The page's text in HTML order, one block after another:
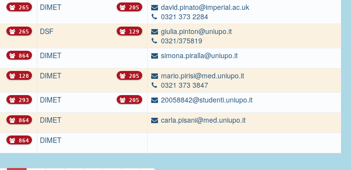
265 DIMET 205
david.pinato@imperial.ac.uk
0321 373 2284
265 DSF 129
giulia.pinton@uniupo.it
0321/375819
864 DIMET simona.piralla@uniupo.it
128 DIMET 205
mario.pirisi@med.uniupo.it
0321 373 3847
293 DIMET 205 20058842@studenti.uniupo.it
864 DIMET carla.pisani@med.uniupo.it
864 DIMET